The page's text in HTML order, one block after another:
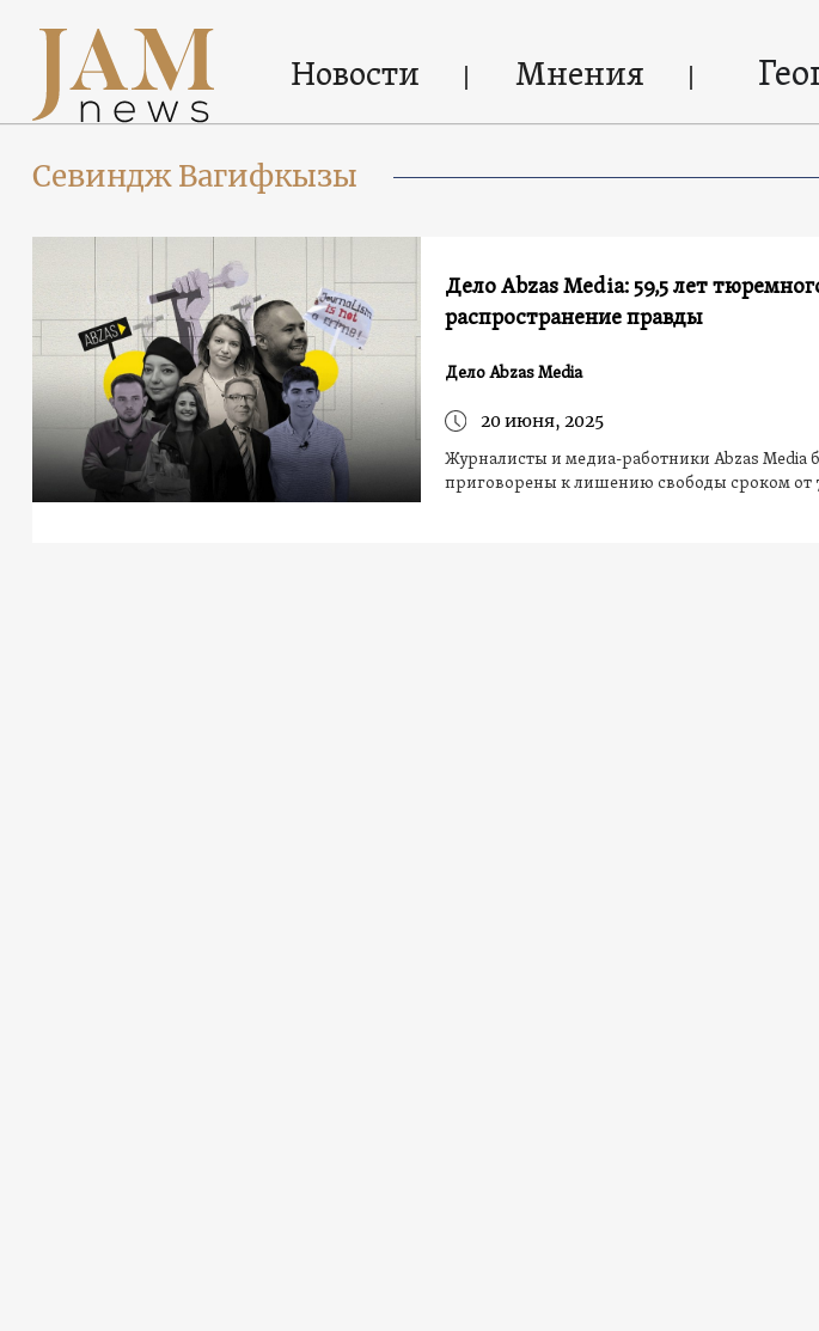
Новости Мнения
Севиндж Вагифкызы
Дело Abzas Media: 59,5 лет
распространение правды
Дело Abzas Media
20 июня, 2025
Журналисты и медиа-работники Abzas Media
приговорены к лишению свободы сроком от 7